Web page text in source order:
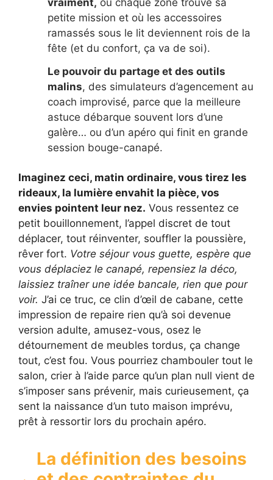
petite mission et où les accessoires
ramassés sous le lit deviennent rois de la
fête (et du confort, ça va de soi).
Le pouvoir du partage et des outils
malins, des simulateurs d’agencement au
coach improvisé, parce que la meilleure
astuce débarque souvent lors d’une
galère… ou d’un apéro qui finit en grande
session bouge-canapé.
Imaginez ceci, matin ordinaire, vous tirez les
rideaux, la lumière envahit la pièce, vos
envies pointent leur nez. Vous ressentez ce
petit bouillonnement, l’appel discret de tout
déplacer, tout réinventer, souffler la poussière,
rêver fort. Votre séjour vous guette, espère que
vous déplaciez le canapé, repensiez la déco,
laissiez traîner une idée bancale, rien que pour
voir. J’ai ce truc, ce clin d’œil de cabane, cette
impression de repaire rien qu’à soi devenue
version adulte, amusez-vous, osez le
détournement de meubles tordus, ça change
tout, c’est fou. Vous pourriez chambouler tout le
salon, crier à l’aide parce qu’un plan null vient de
s’imposer sans prévenir, mais curieusement, ça
sent la naissance d’un tuto maison imprévu,
prêt à ressortir lors du prochain apéro.
La définition des besoins